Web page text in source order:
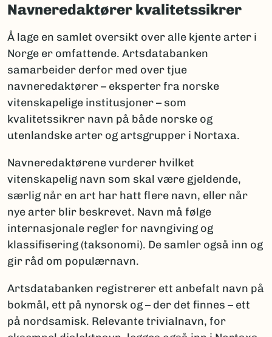
Navneredaktører kvalitetssikrer
Å lage en samlet oversikt over alle kjente arter i
Norge er omfattende. Artsdatabanken
samarbeider derfor med over tjue
navneredaktører – eksperter fra norske
vitenskapelige institusjoner – som
kvalitetssikrer navn på både norske og
utenlandske arter og artsgrupper i Nortaxa.
Navneredaktørene vurderer hvilket
vitenskapelig navn som skal være gjeldende,
særlig når en art har hatt flere navn, eller når
nye arter blir beskrevet. Navn må følge
internasjonale regler for navngiving og
klassifisering (taksonomi). De samler også inn og
gir råd om populærnavn.
Artsdatabanken registrerer ett anbefalt navn på
bokmål, ett på nynorsk og – der det finnes – ett
på nordsamisk. Relevante trivialnavn, for